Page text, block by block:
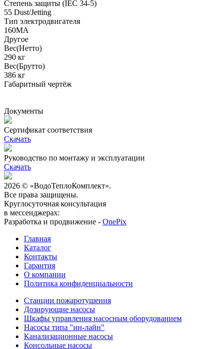
Степень защиты (IEC 34-5)
55 Dust/Jetting
Тип электродвигателя
160MA
Другое
Вес(Нетто)
290 кг
Вес(Брутто)
386 кг
Габаритный чертёж
Документы
Сертификат соответствия
Скачать
Руководство по монтажу и эксплуатации
Скачать
2026 © «ВодоТеплоКомплект».
Все права защищены.
Круглосуточная консультация
в мессенджерах:
Разработка и продвижение - OnePix
Главная
Каталог
Контакты
Гарантия
О компании
Политика конфиденциальности
Станции пожаротушения
Дозирующие насосы
Шкафы управления насосным оборудованием
Насосы типа "ин-лайн"
Канализационные насосы
Консольные насосы